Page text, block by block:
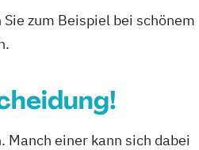
zum Beispiel bei schönem
einer kann sich dabei